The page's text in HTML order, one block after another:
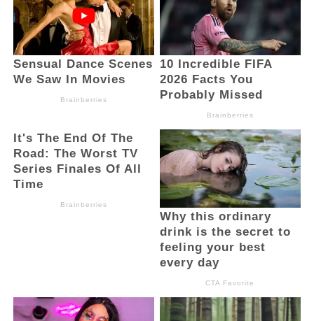
peringatan HUT RI ke-78 ini, juga akan
digelar pesta rakyat.
Diketahui, upacara peringatan HUT RI ke-
78 di Kabupaten Bolsel, dihadiri seluruh
pejabat diantaranya Wakil Bupati Bolsel